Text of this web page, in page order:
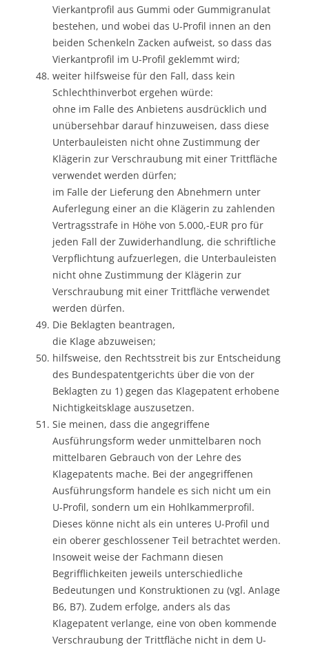
Vierkantprofil aus Gummi oder Gummigranulat
bestehen, und wobei das U-Profil innen an den
beiden Schenkeln Zacken aufweist, so dass das
Vierkantprofil im U-Profil geklemmt wird;
weiter hilfsweise für den Fall, dass kein
Schlechthinverbot ergehen würde:
ohne im Falle des Anbietens ausdrücklich und
unübersehbar darauf hinzuweisen, dass diese
Unterbauleisten nicht ohne Zustimmung der
Klägerin zur Verschraubung mit einer Trittfläche
verwendet werden dürfen;
im Falle der Lieferung den Abnehmern unter
Auferlegung einer an die Klägerin zu zahlenden
Vertragsstrafe in Höhe von 5.000,-EUR pro für
jeden Fall der Zuwiderhandlung, die schriftliche
Verpflichtung aufzuerlegen, die Unterbauleisten
nicht ohne Zustimmung der Klägerin zur
Verschraubung mit einer Trittfläche verwendet
werden dürfen.
Die Beklagten beantragen,
die Klage abzuweisen;
hilfsweise, den Rechtsstreit bis zur Entscheidung
des Bundespatentgerichts über die von der
Beklagten zu 1) gegen das Klagepatent erhobene
Nichtigkeitsklage auszusetzen.
Sie meinen, dass die angegriffene
Ausführungsform weder unmittelbaren noch
mittelbaren Gebrauch von der Lehre des
Klagepatents mache. Bei der angegriffenen
Ausführungsform handele es sich nicht um ein
U-Profil, sondern um ein Hohlkammerprofil.
Dieses könne nicht als ein unteres U-Profil und
ein oberer geschlossener Teil betrachtet werden.
Insoweit weise der Fachmann diesen
Begrifflichkeiten jeweils unterschiedliche
Bedeutungen und Konstruktionen zu (vgl. Anlage
B6, B7). Zudem erfolge, anders als das
Klagepatent verlange, eine von oben kommende
Verschraubung der Trittfläche nicht in dem U-